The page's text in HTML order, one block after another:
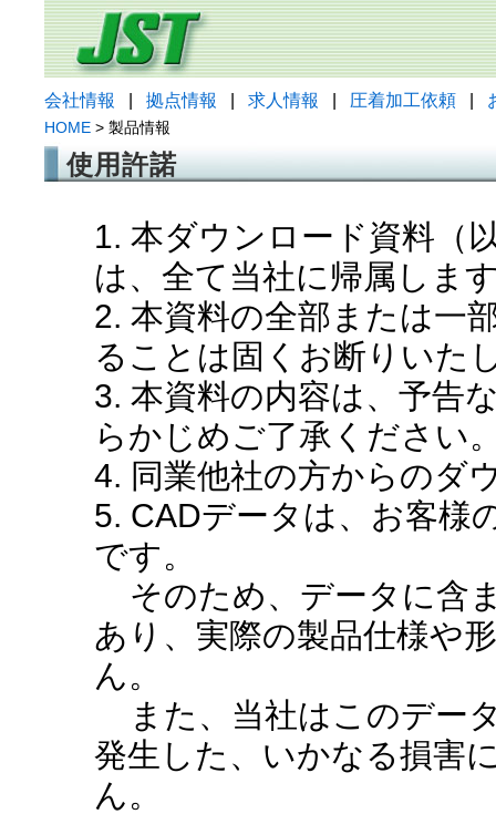
会社情報 拠点情報 求人情報 圧着加工依頼
HOME > 製品情報
使用許諾
1. 本ダウンロード資料（
は、全て当社に帰属しま
2. 本資料の全部または一
ることは固くお断りいた
3. 本資料の内容は、予告
らかじめご了承ください
4. 同業他社の方からのダ
5. CADデータは、お客様
です。
そのため、データに含
あり、実際の製品仕様や
ん。
また、当社はこのデー
発生した、いかなる損害
ん。